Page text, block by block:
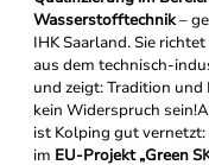
Wasserstofftechnik –
IHK Saarland. Sie
aus dem technisch-
und zeigt: Tradition
kein Widerspruch
ist Kolping gut
im EU-Projekt „Green